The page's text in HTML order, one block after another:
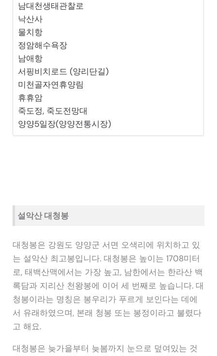
남대천생태관찰로
낙산사
물치항
정암해수욕장
남애항
서핑비치로드 (양리단길)
미천골자연휴양림
휴휴암
죽도정, 죽도전망대
양양5일장(양양전통시장)
설악산 대청봉
대청봉은 강원도 양양군 서면 오색리에 위치하고 있
는 설악산 최고봉입니다. 대청봉은 높이는 1708미터
로, 태백산맥에서는 가장 높고, 남한에서는 한라산 백
록담과 지리산 천왕봉에 이어 세 번째로 높습니다. 대
청봉이라는 명칭은 봉우리가 푸르게 보인다는 데에
서 유래하였으며, 본래 청봉 또는 봉정이라고 불렸다
고 해요.
대청봉은 늦가을부터 늦봄까지 눈으로 덮여있는 것